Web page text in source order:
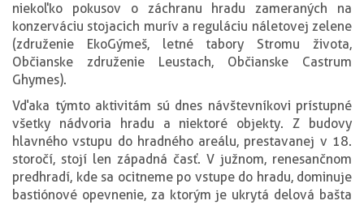
niekoľko pokusov o záchranu hradu zameraných na
konzerváciu stojacich murív a reguláciu náletovej zelene
(združenie EkoGýmeš, letné tabory Stromu života,
Občianske združenie Leustach, Občianske Castrum
Ghymes).
Vďaka týmto aktivitám sú dnes návštevníkovi prístupné
všetky nádvoria hradu a niektoré objekty. Z budovy
hlavného vstupu do hradného areálu, prestavanej v 18.
storočí, stojí len západná časť. V južnom, renesančnom
predhradí, kde sa ocitneme po vstupe do hradu, dominuje
bastiónové opevnenie, za ktorým je ukrytá delová bašta